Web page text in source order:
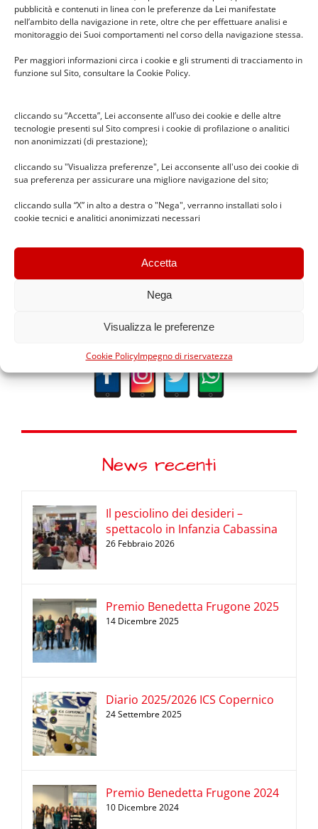
pubblicità e contenuti in linea con le preferenze da Lei manifestate
nell’ambito della navigazione in rete, oltre che per effettuare analisi e
monitoraggio dei Suoi comportamenti nel corso della navigazione stessa.
Per maggiori informazioni circa i cookie e gli strumenti di tracciamento in
funzione sul Sito, consultare la Cookie Policy.
cliccando su “Accetta”, Lei acconsente all’uso dei cookie e delle altre
tecnologie presenti sul Sito compresi i cookie di profilazione o analitici
non anonimizzati (di prestazione);
cliccando su "Visualizza preferenze", Lei acconsente all'uso dei cookie di
sua preferenza per assicurare una migliore navigazione del sito;
cliccando sulla “X” in alto a destra o "Nega", verranno installati solo i
cookie tecnici e analitici anonimizzati necessari
Accetta
Nega
Visualizza le preferenze
Cookie PolicyImpegno di riservatezza
Indietro
17 Dicembre 2014 | , News
Seguici sui social
News recenti
Il pesciolino dei desideri –
spettacolo in Infanzia Cabassina
26 Febbraio 2026
Premio Benedetta Frugone 2025
14 Dicembre 2025
Diario 2025/2026 ICS Copernico
24 Settembre 2025
Premio Benedetta Frugone 2024
10 Dicembre 2024